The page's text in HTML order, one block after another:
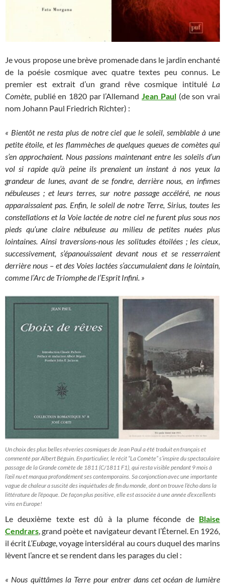
Je vous propose une brève promenade dans le jardin enchanté
de la poésie cosmique avec quatre textes peu connus. Le
premier est extrait d’un grand rêve cosmique intitulé La
Comète, publié en 1820 par l’AllemandJean Paul(de son vrai
nom Johann Paul Friedrich Richter) :
« Bientôt ne resta plus de notre ciel que le soleil, semblable à une
petite étoile, et les flammèches de quelques queues de comètes qui
s’en approchaient. Nous passions maintenant entre les soleils d’un
vol si rapide qu’à peine ils prenaient un instant à nos yeux la
grandeur de lunes, avant de se fondre, derrière nous, en infimes
nébuleuses ; et leurs terres, sur notre passage accéléré, ne nous
apparaissaient pas. Enfin, le soleil de notre Terre, Sirius, toutes les
constellations et la Voie lactée de notre ciel ne furent plus sous nos
pieds qu’une claire nébuleuse au milieu de petites nuées plus
lointaines. Ainsi traversions-nous les solitudes étoilées ; les cieux,
successivement, s’épanouissaient devant nous et se resserraient
derrière nous – et des Voies lactées s’accumulaient dans le lointain,
comme l’Arc de Triomphe de l’Esprit Infini. »
Un choix des plus belles rêveries cosmiques de Jean Paul a été traduit en français et
commenté par Albert Béguin. En particulier, le récit “La Comète” s’inspire du spectaculaire
passage de la Grande comète de 1811 (C/1811 F1), qui resta visible pendant 9 mois à
l’œil nu et marqua profondément ses contemporains. Sa conjonction avec une importante
vague de chaleur a suscité des inquiétudes de fin du monde, dont on trouve l’écho dans la
littérature de l’époque. De façon plus positive, elle est associée à une année d’excellents
vins en Europe!
Le deuxième texte est dû à la plume féconde de Blaise
Cendrars, grand poète et navigateur devant l’Éternel. En 1926,
il écrit L’Eubage, voyage intersidéral au cours duquel des marins
lèvent l’ancre et se rendent dans les parages du ciel :
« Nous quittâmes la Terre pour entrer dans cet océan de lumière